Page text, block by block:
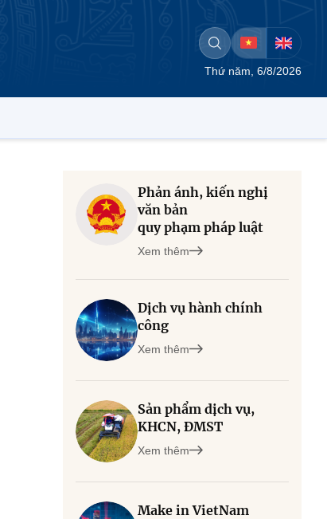
Thứ năm, 6/8/2026
Phản ánh, kiến nghị
văn bản
quy phạm pháp luật
Xem thêm
Dịch vụ hành chính
công
Xem thêm
Sản phẩm dịch vụ,
KHCN, ĐMST
Xem thêm
Make in VietNam